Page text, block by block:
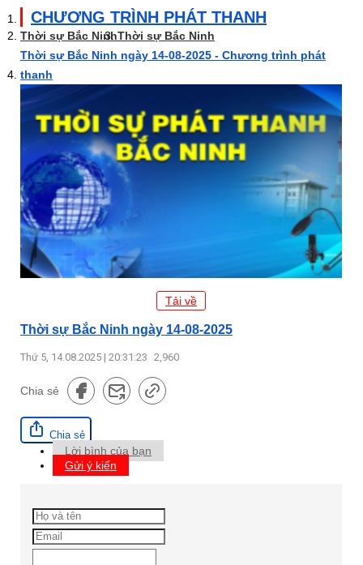
CHƯƠNG TRÌNH PHÁT THANH
Thời sự Bắc NinhThời sự Bắc Ninh
Thời sự Bắc Ninh ngày 14-08-2025 - Chương trình phát
thanh
Tải về
Thời sự Bắc Ninh ngày 14-08-2025
Thứ 5, 14.08.2025 | 20:31:23 2,960
Chia sẻ
Chia sẻ
Lời bình của bạn
Gửi ý kiến